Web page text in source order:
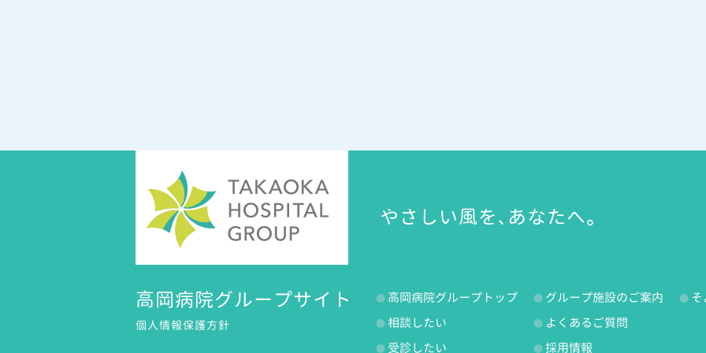
やさしい風を、あなたへ。
高岡病院グループトップ
相談したい
受診したい
グループ施設のご案内
よくあるご質問
採用情報
そ
高岡病院グループサイト
個人情報保護方針